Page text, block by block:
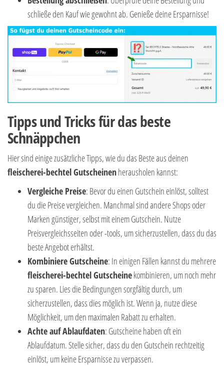
schließe den Kauf wie gewohnt ab. Genieße deine Ersparnisse!
Tipps und Tricks für das beste
Schnäppchen
Hier sind einige zusätzliche Tipps, wie du das Beste aus deinen
fleischerei-bechtel Gutscheinenherausholen kannst:
Vergleiche Preise: Bevor du einen Gutschein einlöst, solltest
du die Preise vergleichen. Manchmal sind andere Shops oder
Marken günstiger, selbst mit einem Gutschein. Nutze
Preisvergleichsseiten oder -tools, um sicherzustellen, dass du das
beste Angebot erhältst.
Kombiniere Gutscheine: In einigen Fällen kannst du mehrere
fleischerei-bechtel Gutscheinekombinieren, um noch mehr
zu sparen. Lies die Bedingungen sorgfältig durch, um
sicherzustellen, dass dies möglich ist. Wenn ja, nutze diese
Möglichkeit, um den maximalen Rabatt zu erhalten.
Achte auf Ablaufdaten: Gutscheine haben oft ein
Ablaufdatum. Stelle sicher, dass du den Gutschein rechtzeitig
einlöst, um keine Ersparnisse zu verpassen.